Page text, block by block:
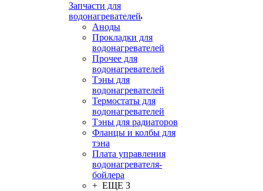
Запчасти для
водонагревателей
Аноды
Прокладки для
водонагревателей
Прочее для
водонагревателей
Тэны для
водонагревателей
Термостаты для
водонагревателей
Тэны для радиаторов
Фланцы и колбы для
тэна
Плата управления
водонагревателя-
бойлера
+ ЕЩЕ 3